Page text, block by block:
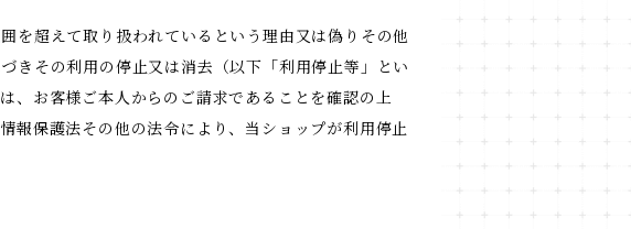
を超えて取り扱われているという理由又は偽りその他
きその利用の停止又は消去（以下「利用停止等」とい
、お客様ご本人からのご請求であることを確認の上
報保護法その他の法令により、当ショップが利用停止